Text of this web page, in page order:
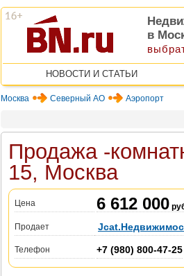
в
НОВОСТИ И СТАТЬИ
Москва Северный АО Аэропорт
Продажа -
15, Москва
Цена 6 612 000
Продает
Телефон +7 (980) 800-47-25